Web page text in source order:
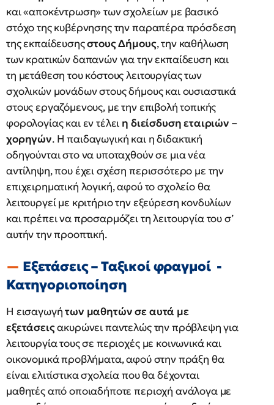
και «αποκέντρωση» των σχολείων με βασικό
στόχο της κυβέρνησης την παραπέρα πρόσδεση
της εκπαίδευσηςστους Δήμους, την καθήλωση
των κρατικών δαπανών για την εκπαίδευση και
τη μετάθεση του κόστους λειτουργίας των
σχολικών μονάδων στους δήμους και ουσιαστικά
στους εργαζόμενους, με την επιβολή τοπικής
φορολογίας και εν τέλει η διείσδυση εταιριών –
χορηγών. Η παιδαγωγική και η διδακτική
οδηγούνται στο να υποταχθούν σε μια νέα
αντίληψη, που έχει σχέση περισσότερο με την
επιχειρηματική λογική, αφού το σχολείο θα
λειτουργεί με κριτήριο την εξεύρεση κονδυλίων
και πρέπει να προσαρμόζει τη λειτουργία του σ’
αυτήν την προοπτική.
Εξετάσεις – Ταξικοί φραγμοί -
Κατηγοριοποίηση
Η εισαγωγήτων μαθητών σε αυτά με
εξετάσειςακυρώνει παντελώς την πρόβλεψη για
λειτουργία τους σε περιοχές με κοινωνικά και
οικονομικά προβλήματα, αφού στην πράξη θα
είναι ελιτίστικα σχολεία που θα δέχονται
μαθητές από οποιαδήποτε περιοχή ανάλογα με